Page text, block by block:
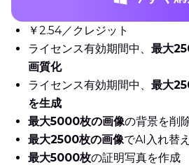
￥2.54／クレジット
ライセンス有効期間中、 最大
画質化
ライセンス有効期間中、 最大
を生成
最大5000枚の画像の背景を削
最大2500枚の画像でAI入れ替
最大5000枚の証明写真を作成